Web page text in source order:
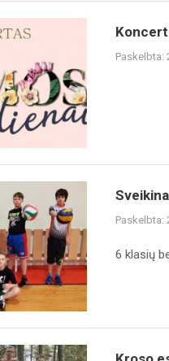
Paskelbta:
Paskelbta:
6 klasių